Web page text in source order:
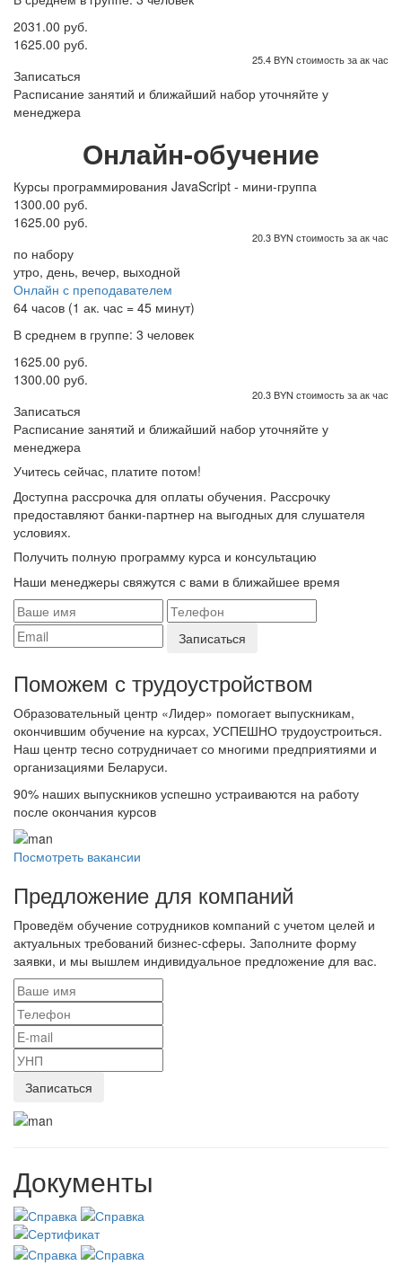
2031.00 руб.
1625.00 руб.
25.4 BYN стоимость за ак час
Записаться
Расписание занятий и ближайший набор уточняйте у
менеджера
Онлайн-обучение
Курсы программирования JavaScript - мини-группа
1300.00 руб.
1625.00 руб.
20.3 BYN стоимость за ак час
по набору
утро, день, вечер, выходной
Онлайн с преподавателем
64 часов (1 ак. час = 45 минут)
В среднем в группе: 3 человек
1625.00 руб.
1300.00 руб.
20.3 BYN стоимость за ак час
Записаться
Расписание занятий и ближайший набор уточняйте у
менеджера
Учитесь сейчас, платите потом!
Доступна рассрочка для оплаты обучения. Рассрочку
предоставляют банки-партнер на выгодных для слушателя
условиях.
Получить полную программу курса и консультацию
Наши менеджеры свяжутся с вами в ближайшее время
Поможем с трудоустройcтвом
Образовательный центр «Лидер» помогает выпускникам,
окончившим обучение на курсах, УСПЕШНО трудоустроиться.
Наш центр тесно сотрудничает со многими предприятиями и
организациями Беларуси.
90% наших выпускников успешно устраиваются на работу
после окончания курсов
Посмотреть вакансии
Предложение для компаний
Проведём обучение сотрудников компаний с учетом целей и
актуальных требований бизнес-сферы. Заполните форму
заявки, и мы вышлем индивидуальное предложение для вас.
Документы